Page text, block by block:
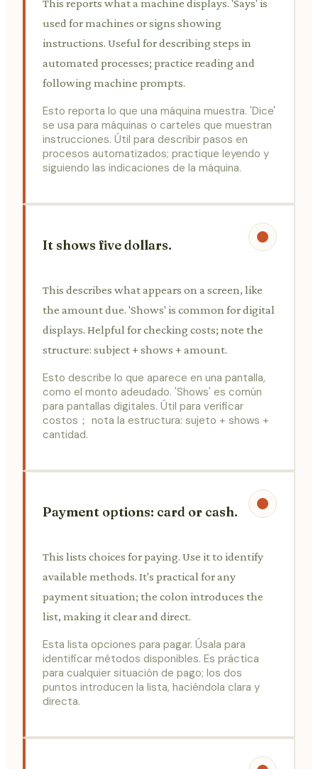
This reports what a machine displays. 'Says' is
used for machines or signs showing
instructions. Useful for describing steps in
automated processes; practice reading and
following machine prompts.
Esto reporta lo que una máquina muestra. 'Dice'
se usa para máquinas o carteles que muestran
instrucciones. Útil para describir pasos en
procesos automatizados; practique leyendo y
siguiendo las indicaciones de la máquina.
It shows five dollars.
This describes what appears on a screen, like
the amount due. 'Shows' is common for digital
displays. Helpful for checking costs; note the
structure: subject + shows + amount.
Esto describe lo que aparece en una pantalla,
como el monto adeudado. 'Shows' es común
para pantallas digitales. Útil para verificar
costos； nota la estructura: sujeto + shows +
cantidad.
Payment options: card or cash.
This lists choices for paying. Use it to identify
available methods. It's practical for any
payment situation; the colon introduces the
list, making it clear and direct.
Esta lista opciones para pagar. Úsala para
identificar métodos disponibles. Es práctica
para cualquier situación de pago; los dos
puntos introducen la lista, haciéndola clara y
directa.